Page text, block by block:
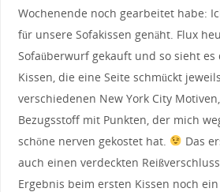
Wochenende noch gearbeitet habe:
für unsere Sofakissen genäht. Flux
Sofaüberwurf gekauft und so sieht es
Kissen, die eine Seite schmückt
verschiedenen New York City
Bezugsstoff mit Punkten, der mich
schöne nerven gekostet hat.
Das
auch einen verdeckten
Ergebnis beim ersten Kissen noch